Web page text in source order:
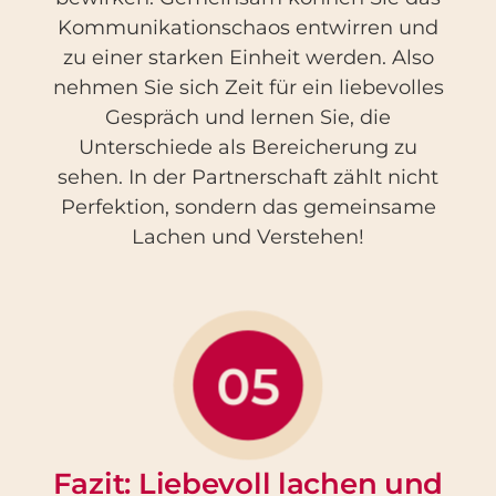
Kommunikationschaos entwirren und
zu einer starken Einheit werden. Also
nehmen Sie sich Zeit für ein liebevolles
Gespräch und lernen Sie, die
Unterschiede als Bereicherung zu
sehen. In der Partnerschaft zählt nicht
Perfektion, sondern das gemeinsame
Lachen und Verstehen!
05
Fazit: Liebevoll lachen und